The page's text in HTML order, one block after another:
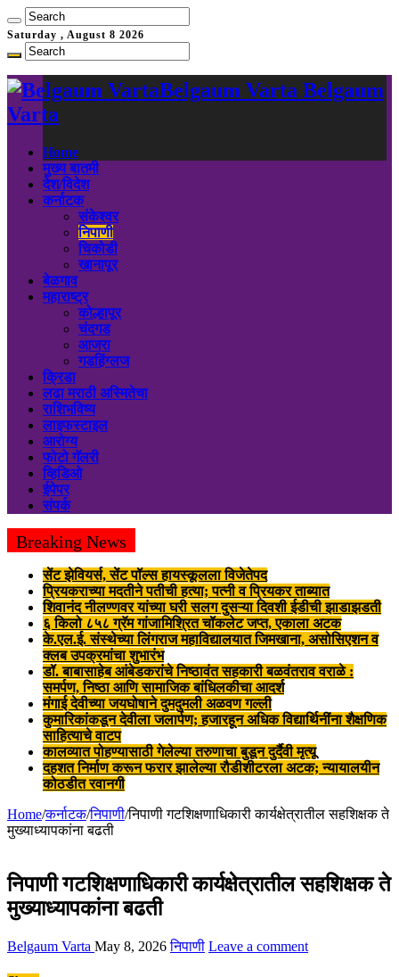
Saturday , August 8 2026
Belgaum Varta Belgaum
Varta
Home
मुख्य बातमी
देश/विदेश
कर्नाटक
संकेश्वर
निपाणी
चिकोडी
खानापूर
बेळगाव
महाराष्ट्र
कोल्हापूर
चंदगड
आजरा
गडहिंग्लज
क्रिडा
लढा मराठी अस्मितेचा
राशिभविष्य
लाइफस्टाइल
आरोग्य
फोटो गॅलरी
व्हिडिओ
ईपेपर
संपर्क
Breaking News
सेंट झेवियर्स, सेंट पॉल्स हायस्कूलला विजेतेपद
प्रियकराच्या मदतीने पतीची हत्या; पत्नी व प्रियकर ताब्यात
शिवानंद नीलण्णवर यांच्या घरी सलग दुसऱ्या दिवशी ईडीची झाडाझडती
६ किलो ८५८ ग्रॅम गांजामिश्रित चॉकलेट जप्त, एकाला अटक
के.एल.ई. संस्थेच्या लिंगराज महाविद्यालयात जिमखाना, असोसिएशन व
क्लब उपक्रमांचा शुभारंभ
डॉ. बाबासाहेब आंबेडकरांचे निष्ठावंत सहकारी बळवंतराव वराळे :
समर्पण, निष्ठा आणि सामाजिक बांधिलकीचा आदर्श
मंगाई देवीच्या जयघोषाने दुमदुमली अळवण गल्ली
कुमारिकांकडून देवीला जलार्पण; हजारहून अधिक विद्यार्थिनींना शैक्षणिक
साहित्याचे वाटप
कालव्यात पोहण्यासाठी गेलेल्या तरुणाचा बुडून दुर्दैवी मृत्यू
दहशत निर्माण करून फरार झालेल्या रौडीशीटरला अटक; न्यायालयीन
कोठडीत रवानगी
Home/कर्नाटक/निपाणी/निपाणी गटशिक्षणाधिकारी कार्यक्षेत्रातील सहशिक्षक ते
मुख्याध्यापकांना बढती
निपाणी गटशिक्षणाधिकारी कार्यक्षेत्रातील सहशिक्षक ते
मुख्याध्यापकांना बढती
Belgaum Varta May 8, 2026 निपाणी Leave a comment